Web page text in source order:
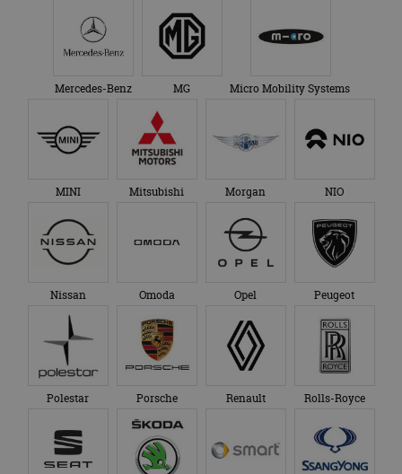
Mercedes-Benz MG Micro Mobility Systems
MINI Mitsubishi Morgan NIO
Nissan Omoda Opel Peugeot
Polestar Porsche Renault Rolls-Royce